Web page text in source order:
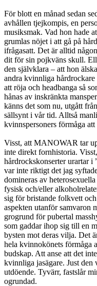
För blott en månad sedan
avhållen tjejkompis, en
musiksmak. Vad hon hade
grumlas nöjet i att gå på
ifrågasatt. Det är alltid
dit för sin pojkväns skull.
den självklara – att hon
andra kvinnliga
att röja och headbanga så
hånas av inskränkta
känns det som nu, utgått
sällsynt i vår tid. Alltså
kvinnspersoners förmåga
Visst, att MANOWAR tar
inte direkt fornhistoria.
hårdrockskonserter urartar i
var inte riktigt det jag
domineras av
fysisk och/eller
sig för bristande folkvett
aspekten utanför samvaron
grogrund för pubertal
som gaddar ihop sig till en
bysten mot deras vilja. Det
hela kvinnokönets förmåga
budskap. Att anse att det
kvinnliga jasägare. Just den
utdöende. Tyvärr, fastslår
ogrundad.